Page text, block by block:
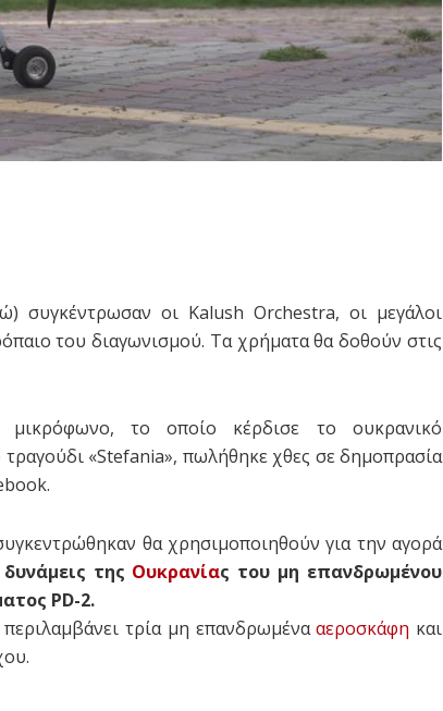
συγκέντρωσαν οι Kalush Orchestra, οι μεγάλοι
του διαγωνισμού. Τα χρήματα θα δοθούν στις
μικρόφωνο, το οποίο κέρδισε το ουκρανικό
«Stefania», πωλήθηκε χθες σε δημοπρασία
θα χρησιμοποιηθούν για την αγορά
της Ουκρανίας του μη επανδρωμένου
PD-2.
τρία μη επανδρωμένααεροσκάφη και